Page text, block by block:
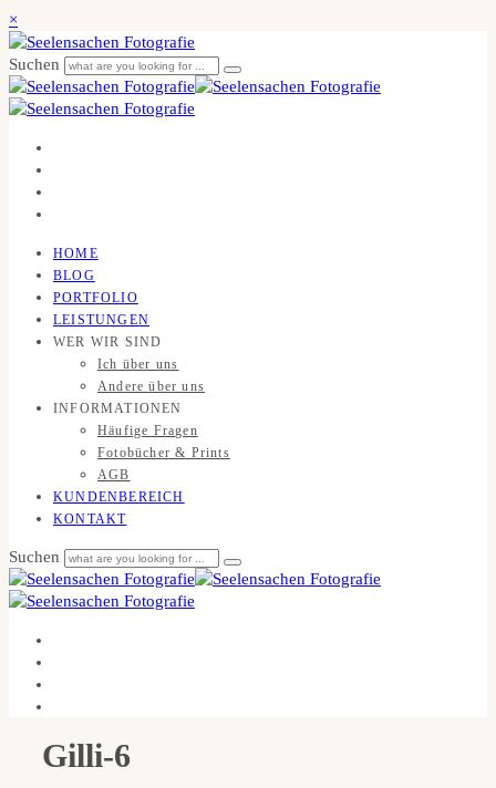
×
Suchen
HOME
BLOG
PORTFOLIO
LEISTUNGEN
WER WIR SIND
Ich über uns
Andere über uns
INFORMATIONEN
Häufige Fragen
Fotobücher & Prints
AGB
KUNDENBEREICH
KONTAKT
Suchen
Gilli-6